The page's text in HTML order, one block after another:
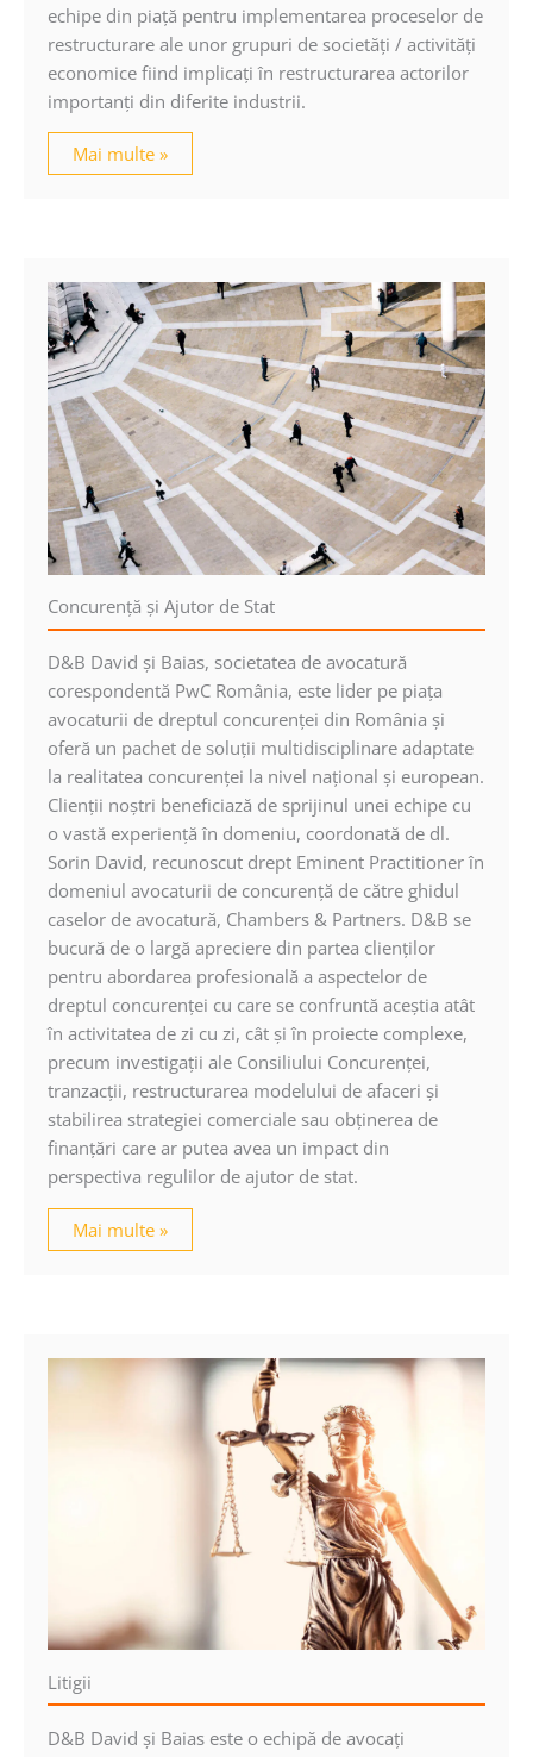
echipe din piaţă pentru implementarea proceselor de
restructurare ale unor grupuri de societăţi / activităţi
economice fiind implicaţi în restructurarea actorilor
importanţi din diferite industrii.
Mai multe »
Concurenţă şi Ajutor de Stat
D&B David şi Baias, societatea de avocatură
corespondentă PwC România, este lider pe piaţa
avocaturii de dreptul concurenţei din România şi
oferă un pachet de soluţii multidisciplinare adaptate
la realitatea concurenţei la nivel naţional şi european.
Clienţii noştri beneficiază de sprijinul unei echipe cu
o vastă experienţă în domeniu, coordonată de dl.
Sorin David, recunoscut drept Eminent Practitioner în
domeniul avocaturii de concurenţă de către ghidul
caselor de avocatură, Chambers & Partners. D&B se
bucură de o largă apreciere din partea clienţilor
pentru abordarea profesională a aspectelor de
dreptul concurenţei cu care se confruntă aceştia atât
în activitatea de zi cu zi, cât şi în proiecte complexe,
precum investigaţii ale Consiliului Concurenţei,
tranzacţii, restructurarea modelului de afaceri şi
stabilirea strategiei comerciale sau obţinerea de
finanţări care ar putea avea un impact din
perspectiva regulilor de ajutor de stat.
Mai multe »
Litigii
D&B David şi Baias este o echipă de avocaţi